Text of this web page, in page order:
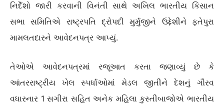
નિર્દેશો જારી કરવાની વિનંતી સાથે અખિલ ભારતીય કિસાન
સભા સમિતિએ રાષ્ટ્રપતિ દ્રોપદી મુર્મુજીને ઉદ્દેશીને ફતેપુરા
મામલતદારને આવેદનપત્ર આપ્યું.
તેઓએ આવેદનપત્રમાં રજૂઆત કરતા જણાવ્યું છે કે
આંતરરાષ્ટ્રીય ખેલ સ્પર્ધાઓમાં મેડલ જીતીને દેશનું ગૌરવ
વધારનાર 1 સગીરા સહિત અનેક મહિલા કુસ્તીબાજોએ ભારતીય